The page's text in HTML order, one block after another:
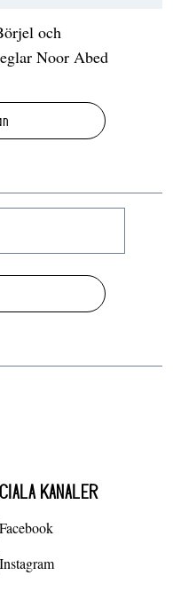
och
Noor Abed
KANALER
Facebook
Instagram